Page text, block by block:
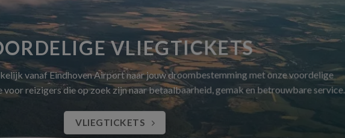
VLIEGTICKETS
vanaf Eindhoven Airport naar jouw droombestemming met onze voordelige
reizigers die op zoek zijn naar betaalbaarheid, gemak en betrouwbare service.
VLIEGTICKETS